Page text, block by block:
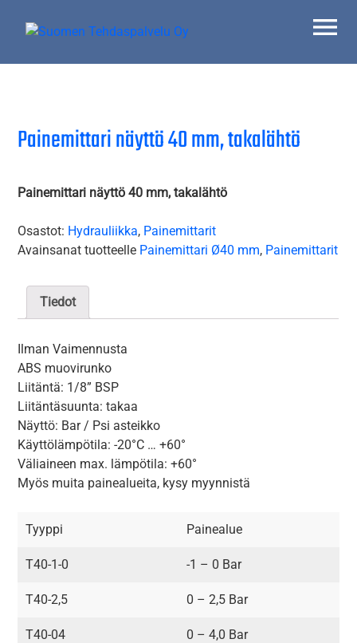
Painemittari näyttö 40 mm, takalähtö
Painemittari näyttö 40 mm, takalähtö
Osastot: Hydrauliikka, Painemittarit
Avainsanat tuotteelle Painemittari Ø40 mm, Painemittarit
Tiedot
Ilman Vaimennusta
ABS muovirunko
Liitäntä: 1/8” BSP
Liitäntäsuunta: takaa
Näyttö: Bar / Psi asteikko
Käyttölämpötila: -20°C … +60°
Väliaineen max. lämpötila: +60°
Myös muita painealueita, kysy myynnistä
Tyyppi Painealue
T40-1-0 -1 – 0 Bar
T40-2,5 0 – 2,5 Bar
T40-04 0 – 4,0 Bar